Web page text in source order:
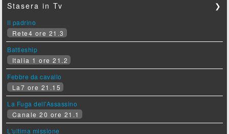
Stasera in Tv ❯
Il padrino
Rete4 ore 21.3
Battleship
Italia 1 ore 21.2
Febbre da cavallo
La7 ore 21.15
La Fuga dell'Assassino
Canale 20 ore 21.1
L'ultima missione